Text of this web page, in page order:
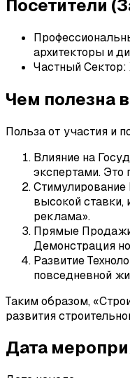
Посетители
архитекторы и
Частный Сектор:
Чем полезна
Польза от участия и
Влияние на
экспертами. Это
Стимулирование
высокой
реклама».
Прямые Продажи
Демонстрация
Развитие
повседневной
Таким образом,
развития
Дата